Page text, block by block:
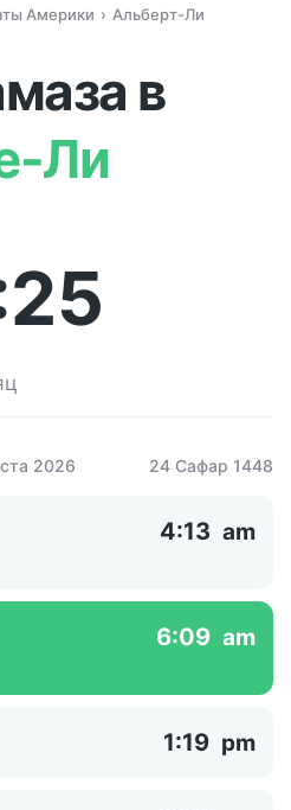
Америки Альберт-Ли
в
Ли
2026 24 Сафар 1448
4:13 am
6:09 am
1:19 pm